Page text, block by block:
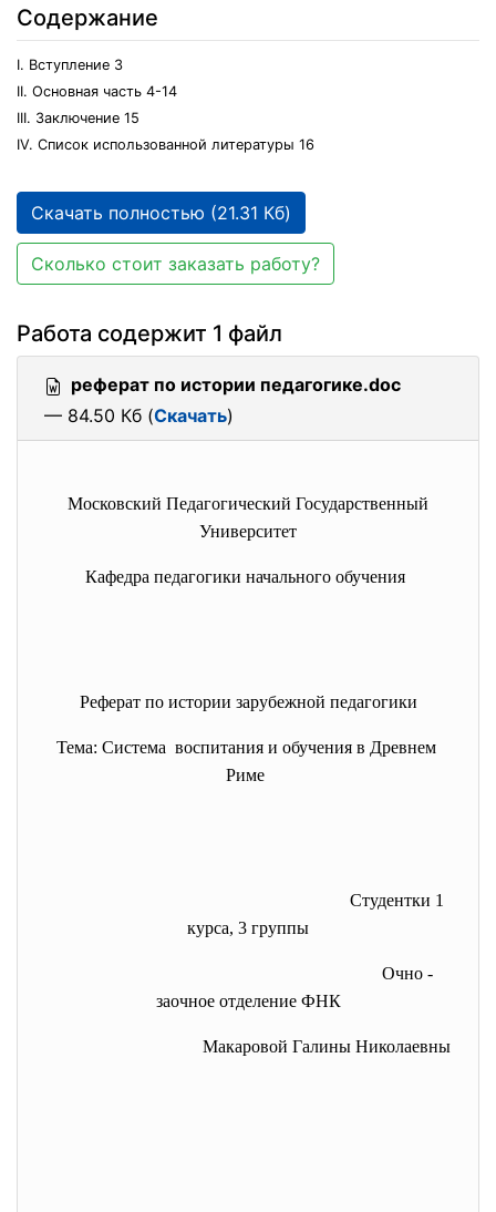
Содержание
I. Вступление 3
II. Основная часть 4-14
III. Заключение 15
IV. Список использованной литературы 16
Скачать полностью (21.31 Кб)
Сколько стоит заказать работу?
Работа содержит 1 файл
реферат по истории педагогике.doc
— 84.50 Кб (Скачать)
Московский Педагогический Государственный
Университет
Кафедра педагогики начального обучения
Реферат по истории зарубежной педагогики
Тема: Система воспитания и обучения в Древнем
Риме
Студентки 1
курса, 3 группы
Очно -
заочное отделение ФНК
Макаровой Галины Николаевны